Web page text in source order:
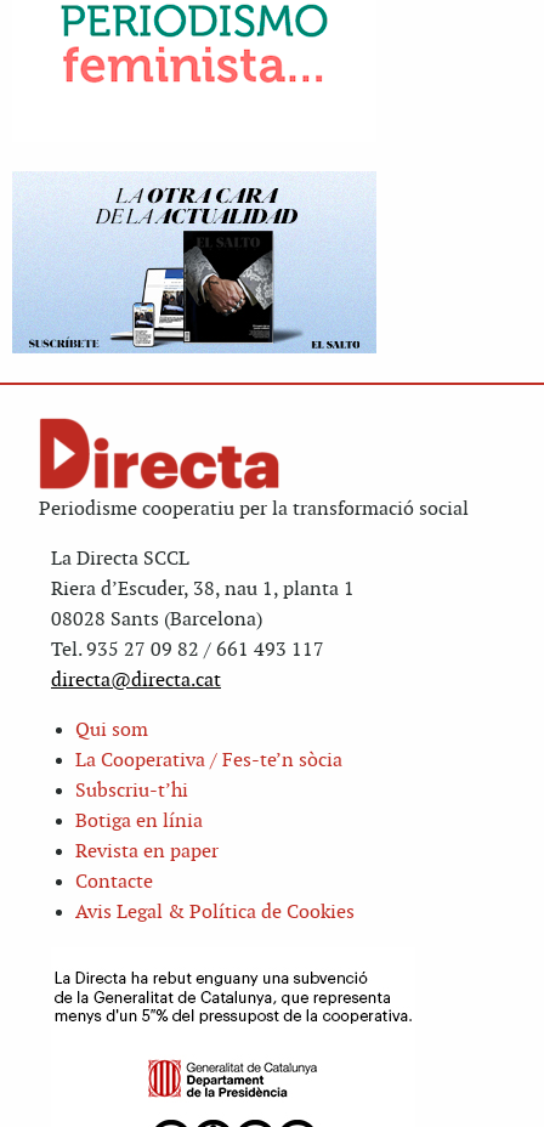
Periodisme cooperatiu per la transformació social
La Directa SCCL
Riera d’Escuder, 38, nau 1, planta 1
08028 Sants (Barcelona)
Tel. 935 27 09 82 / 661 493 117
directa@directa.cat
Qui som
La Cooperativa / Fes-te’n sòcia
Subscriu-t’hi
Botiga en línia
Revista en paper
Contacte
Avis Legal & Política de Cookies